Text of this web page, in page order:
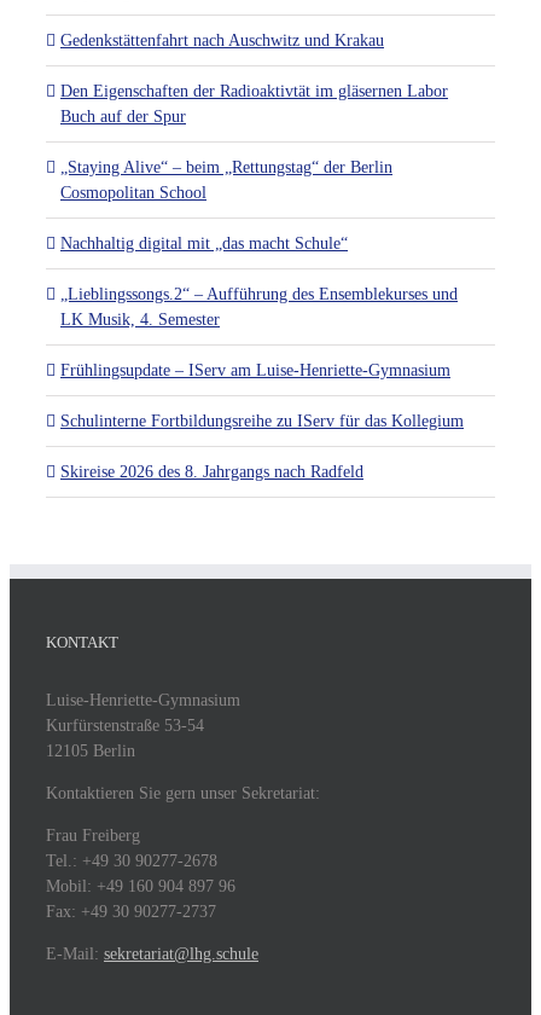
Gedenkstättenfahrt nach Auschwitz und Krakau
Den Eigenschaften der Radioaktivtät im gläsernen Labor
Buch auf der Spur
„Staying Alive“ – beim „Rettungstag“ der Berlin
Cosmopolitan School
Nachhaltig digital mit „das macht Schule“
„Lieblingssongs.2“ – Aufführung des Ensemblekurses und
LK Musik, 4. Semester
Frühlingsupdate – IServ am Luise-Henriette-Gymnasium
Schulinterne Fortbildungsreihe zu IServ für das Kollegium
Skireise 2026 des 8. Jahrgangs nach Radfeld
KONTAKT
Luise-Henriette-Gymnasium
Kurfürstenstraße 53-54
12105 Berlin
Kontaktieren Sie gern unser Sekretariat:
Frau Freiberg
Tel.: +49 30 90277-2678
Mobil: +49 160 904 897 96
Fax: +49 30 90277-2737
E-Mail: sekretariat@lhg.schule